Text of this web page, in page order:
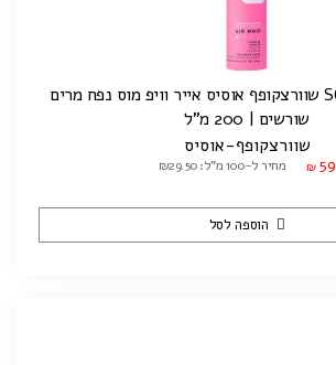
SCHWARZKOPF שוורצקופף אוסיס אייר וויפ מוס נפח מרים
שורשים | 200 מ"ל
שוורצקופף-אוסיס
₪ 59 מחיר ל-100 מ"ל: ₪29.50
הוספה לסל